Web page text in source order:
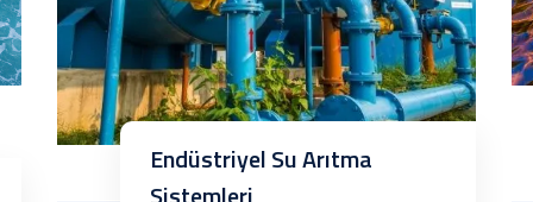
Endüstriyel Su Arıtma